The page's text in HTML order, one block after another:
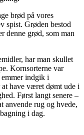
brød på vores
spist. Grøden bestod
denne grød, som man
har man skullet
Kornsorterne var
indgik i
have været dømt ude i
Først langt senere –
anvende rug og hvede,
i dag.